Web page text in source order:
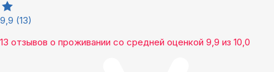
9,9 (13)
13 отзывов о проживании со средней оценкой 9,9 из 10,0